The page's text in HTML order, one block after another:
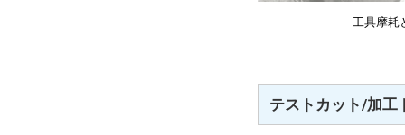
工具摩耗
テストカット/加工